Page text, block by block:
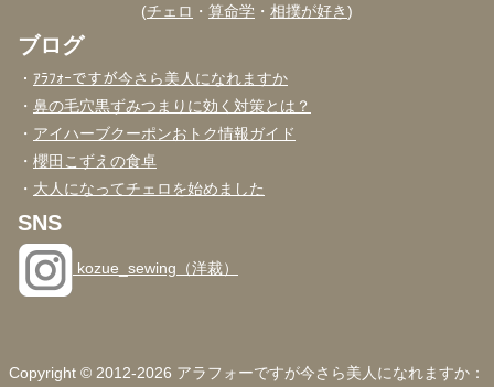
(チェロ ・ 算命学 ・ 相撲が好き)
ブログ
・ ｱﾗﾌｫｰですが今さら美人になれますか
・ 鼻の毛穴黒ずみつまりに効く対策とは？
・ アイハーブクーポンおトク情報ガイド
・ 櫻田こずえの食卓
・ 大人になってチェロを始めました
SNS
kozue_sewing（洋裁）
Copyright © 2012-2026 アラフォーですが今さら美人になれますか：